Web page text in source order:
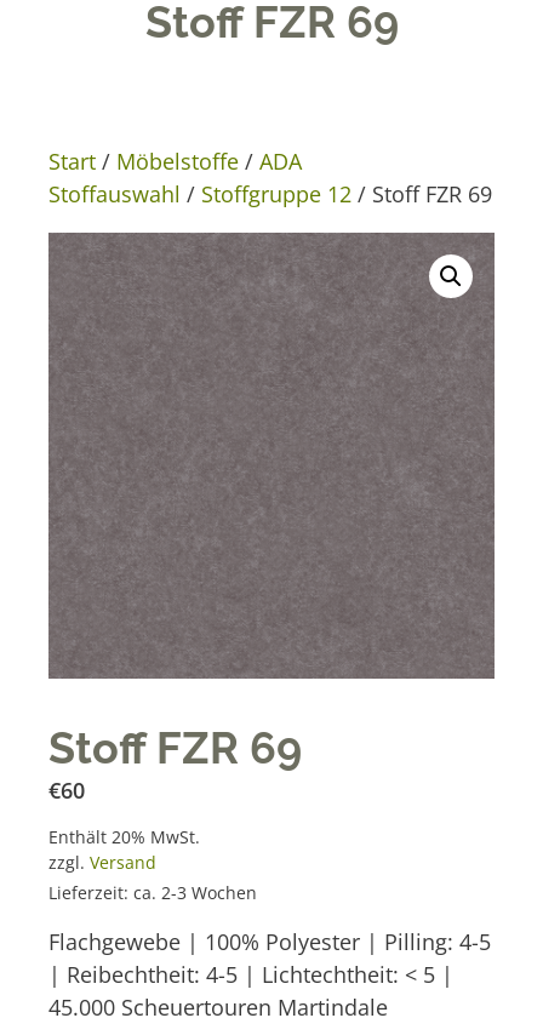
Stoff FZR 69
Start / Möbelstoffe / ADA
Stoffauswahl / Stoffgruppe 12 / Stoff FZR 69
Stoff FZR 69
€60
Enthält 20% MwSt.
zzgl. Versand
Lieferzeit: ca. 2-3 Wochen
Flachgewebe | 100% Polyester | Pilling: 4-5
| Reibechtheit: 4-5 | Lichtechtheit: < 5 |
45.000 Scheuertouren Martindale